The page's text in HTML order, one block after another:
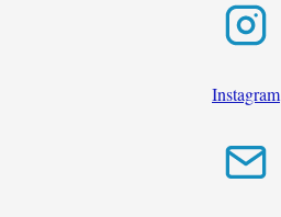
Instagram